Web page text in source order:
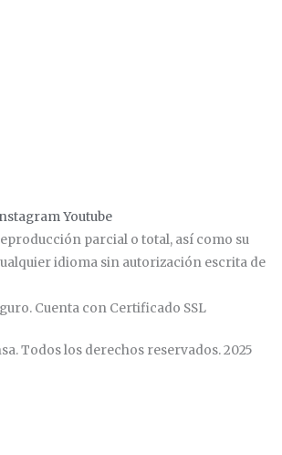
Youtube
parcial o total, así como su
idioma sin autorización escrita de
Cuenta con Certificado SSL
Todos los derechos reservados. 2025